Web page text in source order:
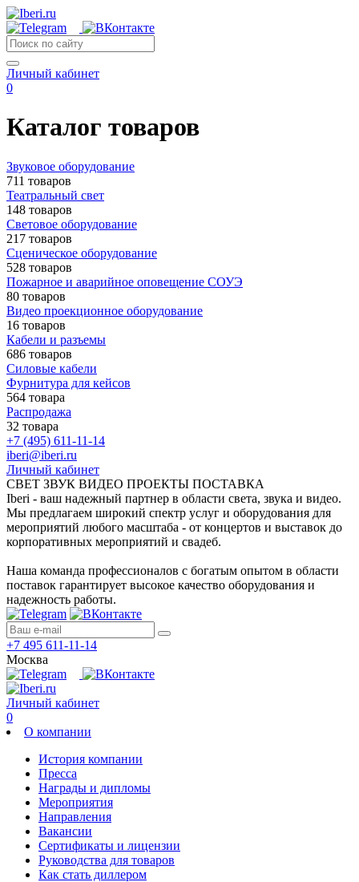
Личный кабинет
0
Каталог товаров
Звуковое оборудование
711 товаров
Театральный свет
148 товаров
Световое оборудование
217 товаров
Сценическое оборудование
528 товаров
Пожарное и аварийное оповещение СОУЭ
80 товаров
Видео проекционное оборудование
16 товаров
Кабели и разъемы
686 товаров
Силовые кабели
Фурнитура для кейсов
564 товара
Распродажа
32 товара
+7 (495) 611-11-14
iberi@iberi.ru
Личный кабинет
СВЕТ ЗВУК ВИДЕО ПРОЕКТЫ ПОСТАВКА
Iberi - ваш надежный партнер в области света, звука и видео.
Мы предлагаем широкий спектр услуг и оборудования для
мероприятий любого масштаба - от концертов и выставок до
корпоративных мероприятий и свадеб.
Наша команда профессионалов с богатым опытом в области
поставок гарантирует высокое качество оборудования и
надежность работы.
+7 495 611-11-14
Москва
Личный кабинет
0
О компании
История компании
Пресса
Награды и дипломы
Мероприятия
Направления
Вакансии
Сертификаты и лицензии
Руководства для товаров
Как стать диллером